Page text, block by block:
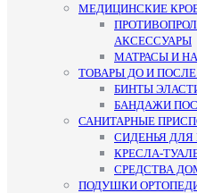
МЕДИЦИНСКИЕ
АКСЕССУАРЫ
МАТРАСЫ И
ТОВАРЫ ДО И
БИНТЫ
БАНДАЖИ
САНИТАРНЫЕ
СИДЕНЬЯ ДЛЯ
КРЕСЛА-
СРЕДСТВА
ПОДУШКИ